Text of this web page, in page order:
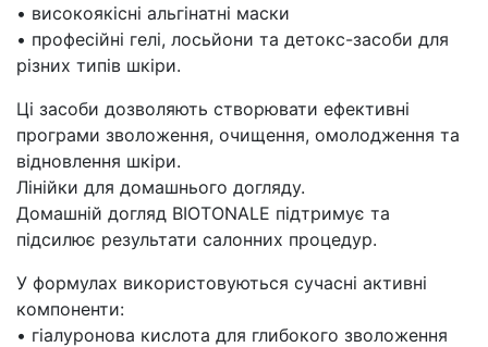
• високоякісні альгінатні маски
• професійні гелі, лосьйони та детокс-засоби для
різних типів шкіри.
Ці засоби дозволяють створювати ефективні
програми зволоження, очищення, омолодження та
відновлення шкіри.
Лінійки для домашнього догляду.
Домашній догляд BIOTONALE підтримує та
підсилює результати салонних процедур.
У формулах використовуються сучасні активні
компоненти:
• гіалуронова кислота для глибокого зволоження